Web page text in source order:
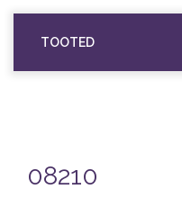
import
ning
hulgimüük
TOOTED
08210